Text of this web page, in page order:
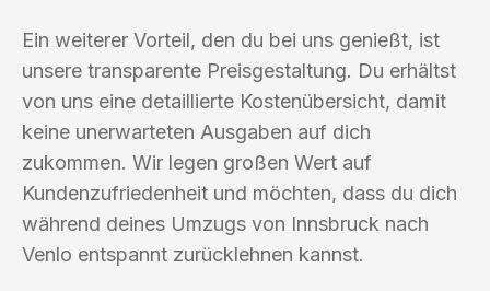
Ein weiterer Vorteil, den du bei uns genießt, ist
unsere transparente Preisgestaltung. Du erhältst
von uns eine detaillierte Kostenübersicht, damit
keine unerwarteten Ausgaben auf dich
zukommen. Wir legen großen Wert auf
Kundenzufriedenheit und möchten, dass du dich
während deines Umzugs von Innsbruck nach
Venlo entspannt zurücklehnen kannst.